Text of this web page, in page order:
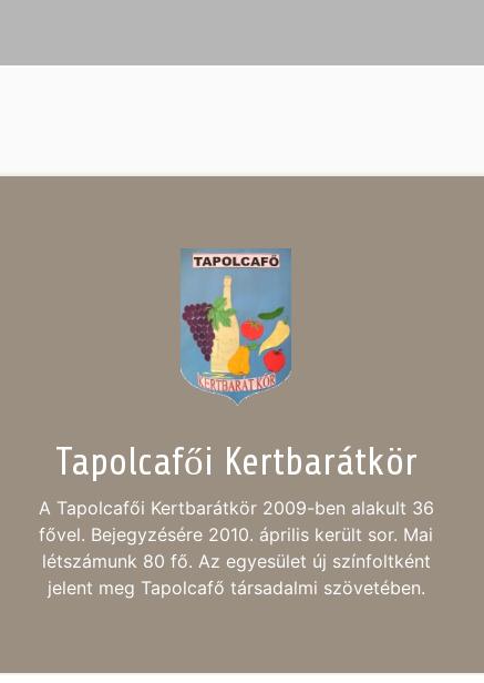
Tapolcafői Kertbarátkör
A Tapolcafői Kertbarátkör 2009-ben alakult 36
fővel. Bejegyzésére 2010. április került sor. Mai
létszámunk 80 fő. Az egyesület új színfoltként
jelent meg Tapolcafő társadalmi szövetében.